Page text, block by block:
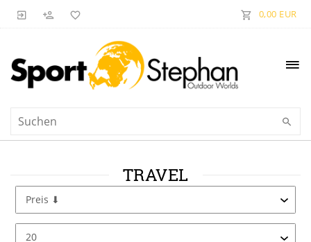
0,00 EUR
TRAVEL